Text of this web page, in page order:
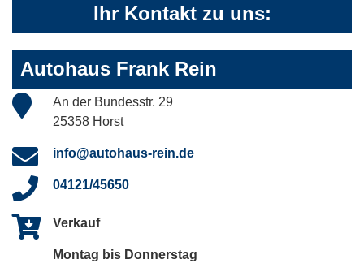
Ihr Kontakt zu uns:
Autohaus Frank Rein
An der Bundesstr. 29
25358 Horst
info@autohaus-rein.de
04121/45650
Verkauf
Montag bis Donnerstag